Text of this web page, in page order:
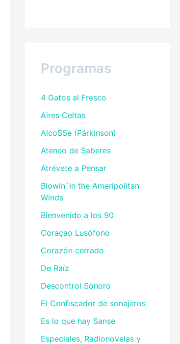
Programas
4 Gatos al Fresco
Aires Celtas
AlcoSSe (Párkinson)
Ateneo de Saberes
Atrévete a Pensar
Blowin´in the Ameripolitan
Winds
Bienvenido a los 90
Coraçao Lusófono
Corazón cerrado
De Raíz
Descontrol Sonoro
El Confiscador de sonajeros
Es lo que hay Sanse
Especiales, Radionovelas y